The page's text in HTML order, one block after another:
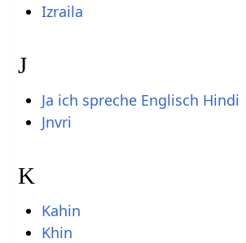
Izraila
J
Ja ich spreche Englisch Hindi
Jnvri
K
Kahin
Khin